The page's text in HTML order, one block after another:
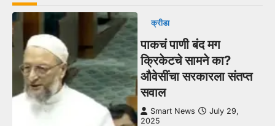
क्रीडा
पाकचं पाणी बंद मग
क्रिकेटचे सामने का?
औवेसींचा सरकारला संतप्त
सवाल
Smart News
July 29,
2025